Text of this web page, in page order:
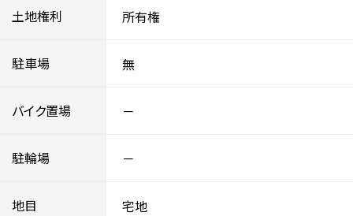
土地権利 所有権
駐車場 無
バイク置場 －
駐輪場 －
地目 宅地